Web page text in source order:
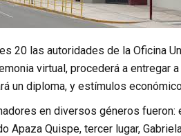
20 las autoridades de la Oficina
virtual, procederá a
un diploma, y estímulos
en diversos géneros fueron:
Apaza Quispe, tercer lugar,